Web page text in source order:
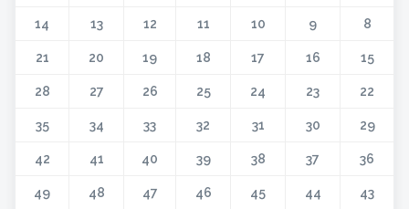
8
9
10
11
12
13
14
15
16
17
18
19
20
21
22
23
24
25
26
27
28
29
30
31
32
33
34
35
36
37
38
39
40
41
42
43
44
45
46
47
48
49